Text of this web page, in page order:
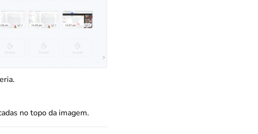
no topo da imagem.